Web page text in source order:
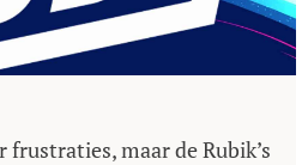
maar de Rubik’s